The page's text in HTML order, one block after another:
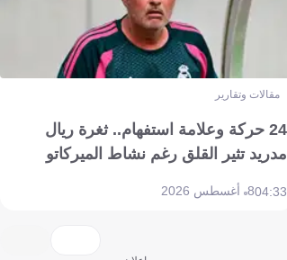
مقالات وتقارير
24 حركة وعلامة استفهام.. ثغرة ريال
مدريد تثير القلق رغم نشاط الميركاتو
04:338 أغسطس 2026